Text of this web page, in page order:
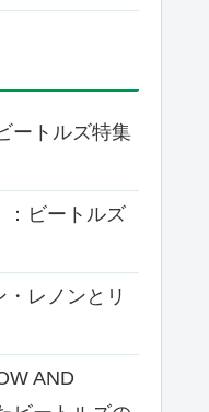
ートルズ特集
：ビートルズ
レノンとリ
AND